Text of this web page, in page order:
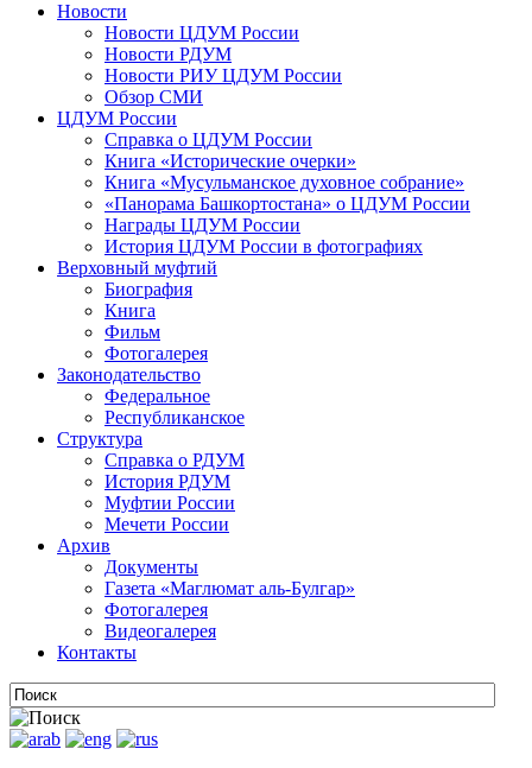
Новости
Новости ЦДУМ России
Новости РДУМ
Новости РИУ ЦДУМ России
Обзор СМИ
ЦДУМ России
Справка о ЦДУМ России
Книга «Исторические очерки»
Книга «Мусульманское духовное собрание»
«Панорама Башкортостана» о ЦДУМ России
Награды ЦДУМ России
История ЦДУМ России в фотографиях
Верховный муфтий
Биография
Книга
Фильм
Фотогалерея
Законодательство
Федеральное
Республиканское
Структура
Справка о РДУМ
История РДУМ
Муфтии России
Мечети России
Архив
Документы
Газета «Маглюмат аль-Булгар»
Фотогалерея
Видеогалерея
Контакты